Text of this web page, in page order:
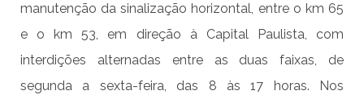
manutenção da sinalização horizontal, entre o km 65
e o km 53, em direção à Capital Paulista, com
interdições alternadas entre as duas faixas, de
segunda a sexta-feira, das 8 às 17 horas. Nos